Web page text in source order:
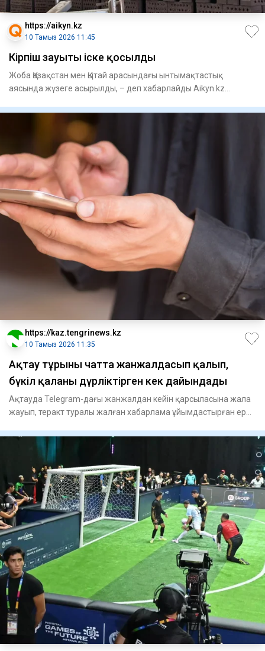
https://aikyn.kz
10 Тамыз 2026 11:45
Кірпіш зауыты іске қосылды
Жоба Қазақстан мен Қытай арасындағы ынтымақтастық
аясында жүзеге асырылды, – деп хабарлайды Aikyn.kz
https://kaz.tengrinews.kz
10 Тамыз 2026 11:35
Ақтау тұрғыны чатта жанжалдасып қалып,
бүкіл қаланы дүрліктірген кек дайындады
Ақтауда Telegram-дағы жанжалдан кейін қарсыласына жала
жауып, теракт туралы жалған хабарлама ұйымдастырған ер